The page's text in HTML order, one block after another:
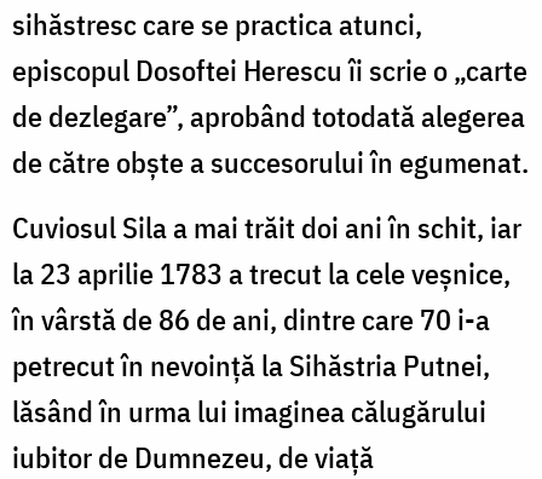
sihăstresc care se practica atunci,
episcopul Dosoftei Herescu îi scrie o „carte
de dezlegare”, aprobând totodată alegerea
de către obşte a succesorului în egumenat.
Cuviosul Sila a mai trăit doi ani în schit, iar
la 23 aprilie 1783 a trecut la cele veşnice,
în vârstă de 86 de ani, dintre care 70 i-a
petrecut în nevoinţă la Sihăstria Putnei,
lăsând în urma lui imaginea călugărului
iubitor de Dumnezeu, de viaţă